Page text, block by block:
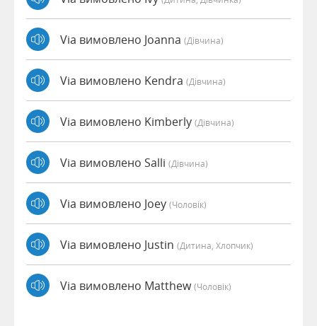
Via вимовлено Joanna (дівчина)
Via вимовлено Kendra (дівчина)
Via вимовлено Kimberly (дівчина)
Via вимовлено Salli (дівчина)
Via вимовлено Joey (чоловік)
Via вимовлено Justin (дитина, Хлопчик)
Via вимовлено Matthew(чоловік)